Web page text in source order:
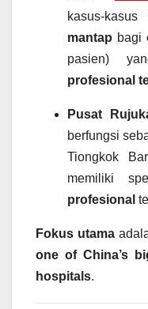
kasus-
mantap bagi
pasien)
profesional
Pusat
berfungsi
Tiongkok
memiliki
profesional
Fokus utama
one of China’s
hospitals.